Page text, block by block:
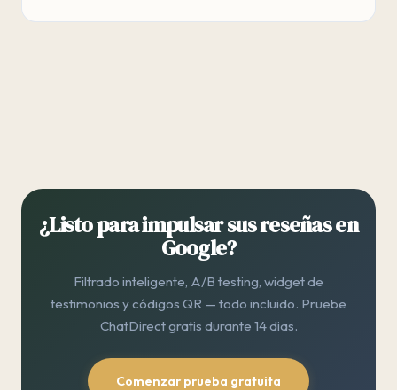
¿Listo para impulsar sus reseñas en
Google?
Filtrado inteligente, A/B testing, widget de
testimonios y códigos QR — todo incluido. Pruebe
ChatDirect gratis durante 14 dias.
Comenzar prueba gratuita